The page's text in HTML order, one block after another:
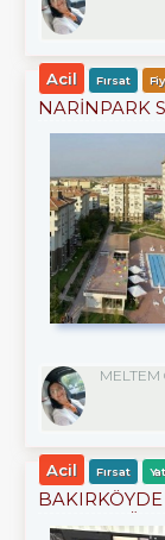
Acil Fırsat
NARİNPARK
HAVUZ
MELTEM
Acil Fırsat
SATILIK